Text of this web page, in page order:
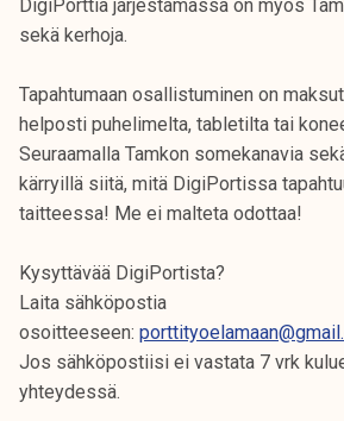
l
j
a
k
u
n
a
DigiPorttia järjestämässä on myös
sekä kerhoja.
Tapahtumaan osallistuminen on
helposti puhelimelta, tabletilta tai
Seuraamalla Tamkon somekanavia
kärryillä siitä, mitä DigiPortissa
taitteessa! Me ei malteta odottaa!
Kysyttävää DigiPortista?
Laita sähköpostia
osoitteeseen:
Jos sähköpostiisi ei vastata 7 vrk
yhteydessä.